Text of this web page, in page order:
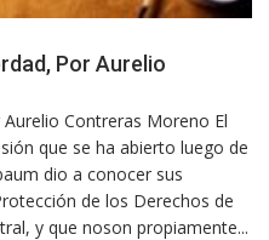
Por Aurelio
Contreras Moreno El
que se ha abierto luego de
dio a conocer sus
de los Derechos de
y que noson propiamente...